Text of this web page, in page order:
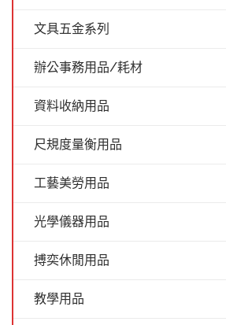
文具五金系列
辦公事務用品/耗材
資料收納用品
尺規度量衡用品
工藝美勞用品
光學儀器用品
搏奕休閒用品
教學用品